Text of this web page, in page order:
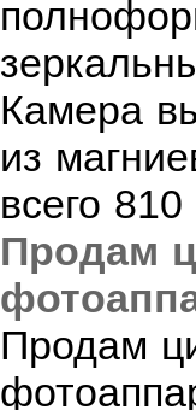
Камера
из
всего 810
Продам
Продам